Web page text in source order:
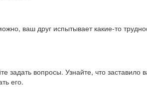
ваш друг испытывает какие-то
задать вопросы. Узнайте, что
его.